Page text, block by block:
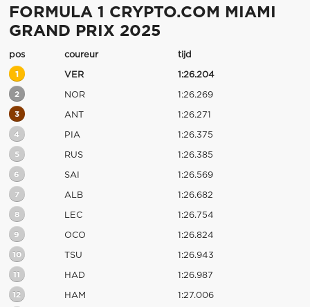
FORMULA 1 CRYPTO.COM MIAMI
GRAND PRIX 2025
pos coureur tijd
1 VER 1:26.204
2 NOR 1:26.269
3 ANT 1:26.271
4 PIA 1:26.375
5 RUS 1:26.385
6 SAI 1:26.569
7 ALB 1:26.682
8 LEC 1:26.754
9 OCO 1:26.824
10 TSU 1:26.943
11 HAD 1:26.987
12 HAM 1:27.006